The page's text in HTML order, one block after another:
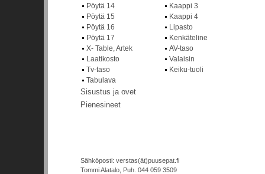
Pöytä 14
Kaappi 3
Pöytä 15
Kaappi 4
Pöytä 16
Lipasto
Pöytä 17
Kenkäteline
X- Table, Artek
AV-taso
Laatikosto
Valaisin
Tv-taso
Keiku-tuoli
Tabulava
Sisustus ja ovet
Pienesineet
Sähköposti: verstas(ät)puusepat.fi
Tommi Alatalo, Puh. 044 059 3509